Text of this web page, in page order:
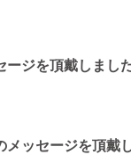
ジを頂戴しました
ッセージを頂戴